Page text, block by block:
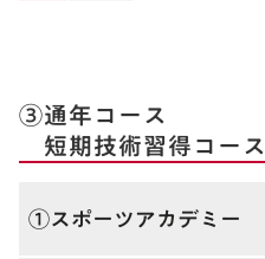
③通年コース
短期技術習得コース
①スポーツアカデミー